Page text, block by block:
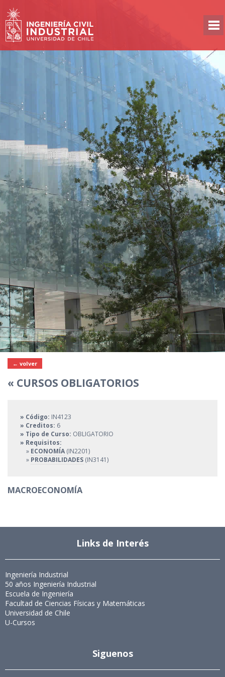
← volver
« CURSOS OBLIGATORIOS
» Código: IN4123
» Creditos: 6
» Tipo de Curso: OBLIGATORIO
» Requisitos:
» ECONOMÍA (IN2201)
» PROBABILIDADES (IN3141)
MACROECONOMÍA
Links de Interés
Ingeniería Industrial
50 años Ingeniería Industrial
Escuela de Ingeniería
Facultad de Ciencias Físicas y Matemáticas
Universidad de Chile
U-Cursos
Siguenos